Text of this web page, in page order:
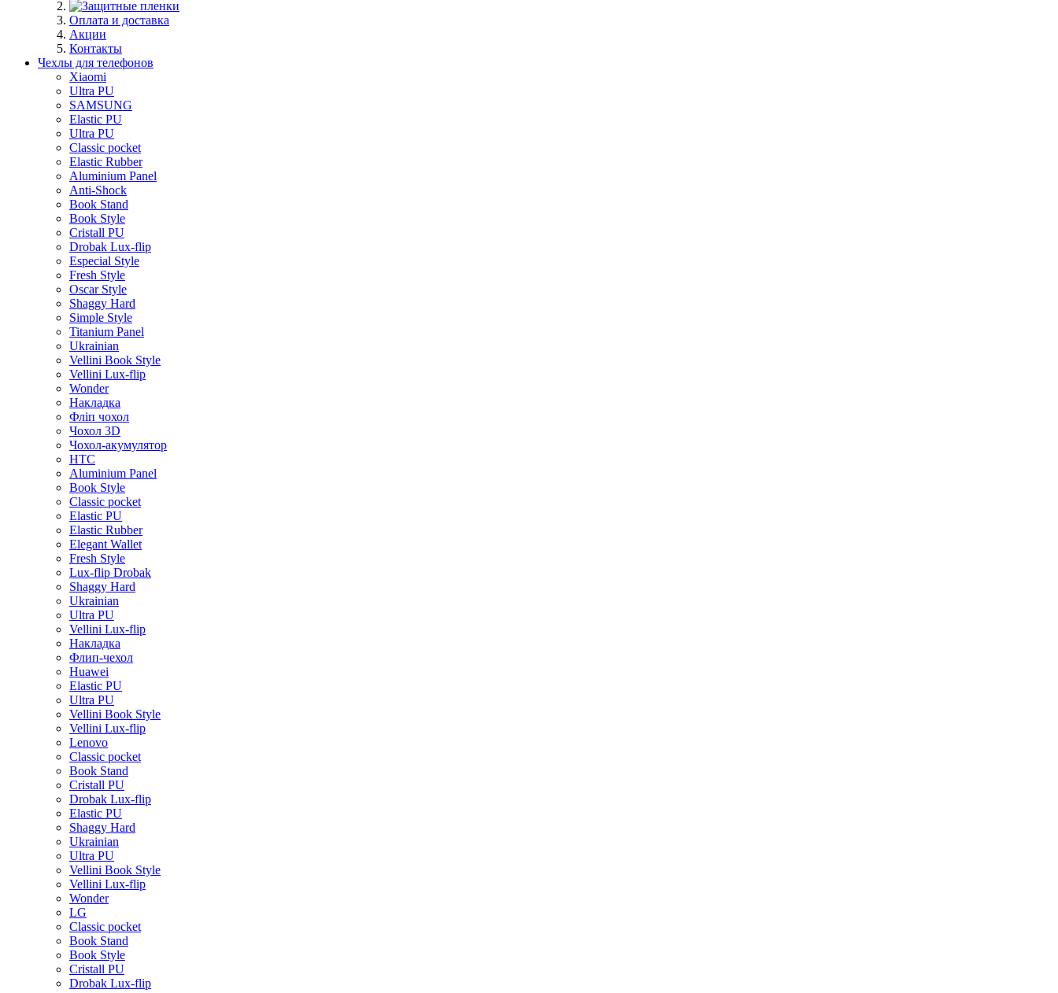
Оплата и доставка
Акции
Контакты
Чехлы для телефонов
Xiaomi
Ultra PU
SAMSUNG
Elastic PU
Ultra PU
Classic pocket
Elastic Rubber
Aluminium Panel
Anti-Shock
Book Stand
Book Style
Cristall PU
Drobak Lux-flip
Especial Style
Fresh Style
Oscar Style
Shaggy Hard
Simple Style
Titanium Panel
Ukrainian
Vellini Book Style
Vellini Lux-flip
Wonder
Накладка
Фліп чохол
Чохол 3D
Чохол-акумулятор
HTC
Aluminium Panel
Book Style
Classic pocket
Elastic PU
Elastic Rubber
Elegant Wallet
Fresh Style
Lux-flip Drobak
Shaggy Hard
Ukrainian
Ultra PU
Vellini Lux-flip
Накладка
Флип-чехол
Huawei
Elastic PU
Ultra PU
Vellini Book Style
Vellini Lux-flip
Lenovo
Classic pocket
Book Stand
Cristall PU
Drobak Lux-flip
Elastic PU
Shaggy Hard
Ukrainian
Ultra PU
Vellini Book Style
Vellini Lux-flip
Wonder
LG
Classic pocket
Book Stand
Book Style
Cristall PU
Drobak Lux-flip